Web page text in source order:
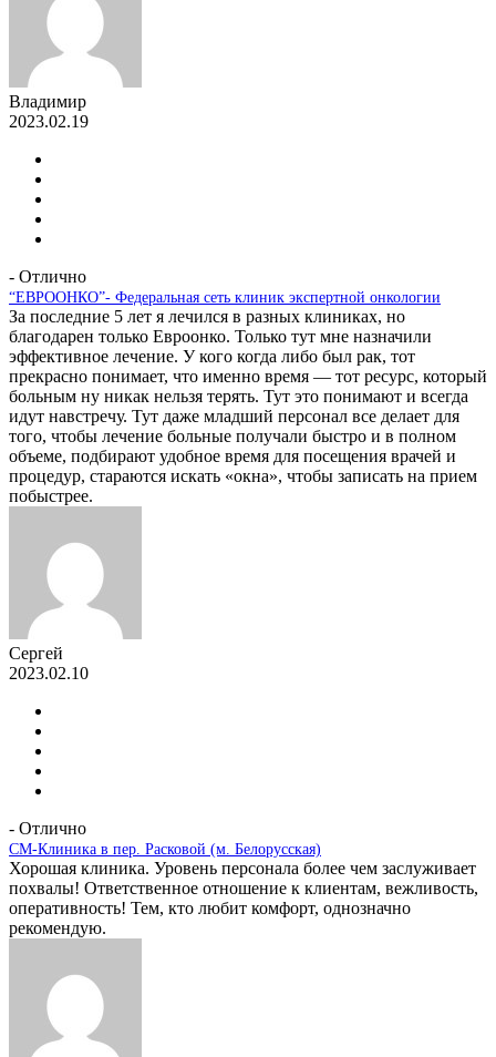
Владимир
2023.02.19
- Отлично
“ЕВРООНКО”- Федеральная сеть клиник экспертной онкологии
За последние 5 лет я лечился в разных клиниках, но
благодарен только Евроонко. Только тут мне назначили
эффективное лечение. У кого когда либо был рак, тот
прекрасно понимает, что именно время — тот ресурс, который
больным ну никак нельзя терять. Тут это понимают и всегда
идут навстречу. Тут даже младший персонал все делает для
того, чтобы лечение больные получали быстро и в полном
объеме, подбирают удобное время для посещения врачей и
процедур, стараются искать «окна», чтобы записать на прием
побыстрее.
Сергей
2023.02.10
- Отлично
СМ-Клиника в пер. Расковой (м. Белорусская)
Хорошая клиника. Уровень персонала более чем заслуживает
похвалы! Ответственное отношение к клиентам, вежливость,
оперативность! Тем, кто любит комфорт, однозначно
рекомендую.